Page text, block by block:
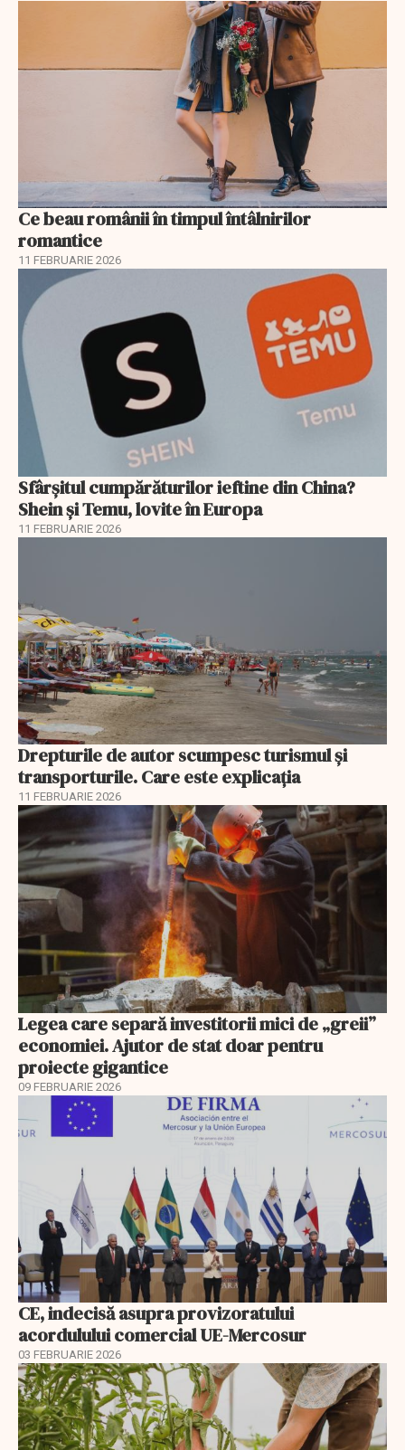
Ce beau românii în timpul întâlnirilor
romantice
11 FEBRUARIE 2026
Sfârșitul cumpărăturilor ieftine din China?
Shein și Temu, lovite în Europa
11 FEBRUARIE 2026
Drepturile de autor scumpesc turismul și
transporturile. Care este explicația
11 FEBRUARIE 2026
Legea care separă investitorii mici de „greii”
economiei. Ajutor de stat doar pentru
proiecte gigantice
09 FEBRUARIE 2026
CE, indecisă asupra provizoratului
acordulului comercial UE-Mercosur
03 FEBRUARIE 2026